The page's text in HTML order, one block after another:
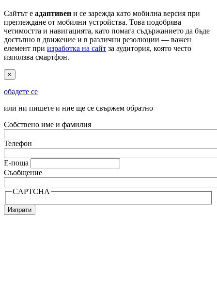
Сайтът е адаптивен и се зарежда като мобилна версия при
преглеждане от мобилни устройства. Това подобрява
четимостта и навигацията, като помага съдържанието да бъде
достъпно в движение и в различни резолюции — важен
елемент при изработка на сайт за аудитория, която често
използва смартфон.
×
обадете се
или ни пишете и ние ще се свържем обратно
Собствено име и фамилия
Телефон
Е-поща
Съобщение
CAPTCHA